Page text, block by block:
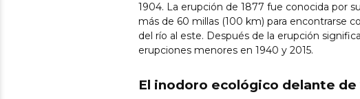
1904. La erupción de 1877 fue conocida por
más de 60 millas (100 km) para encontrarse
del río al este. Después de la erupción
erupciones menores en 1940 y 2015.
El inodoro ecológico delante